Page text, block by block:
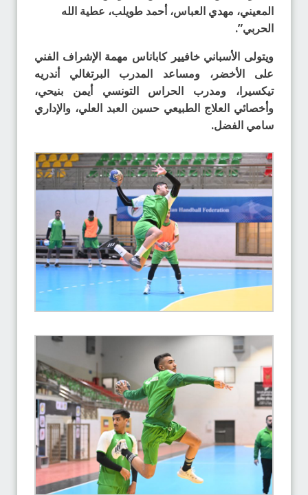
المعيني، مهدي العباس، أحمد طويلب، عطية الله
الحربي”.
ويتولى الأسباني خافيير كاباناس مهمة الإشراف الفني
على الأخضر، ومساعد المدرب البرتغالي أندريه
تيكسيرا، ومدرب الحراس التونسي أيمن بنيحي،
وأخصائي العلاج الطبيعي حسين العبد العلي، والإداري
سامي الفضل.